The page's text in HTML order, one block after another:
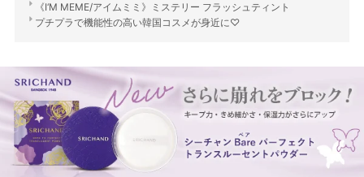
《I‘M MEME/アイムミミ》ミステリー フラッシュティント
プチプラで機能性の高い韓国コスメが身近に♡